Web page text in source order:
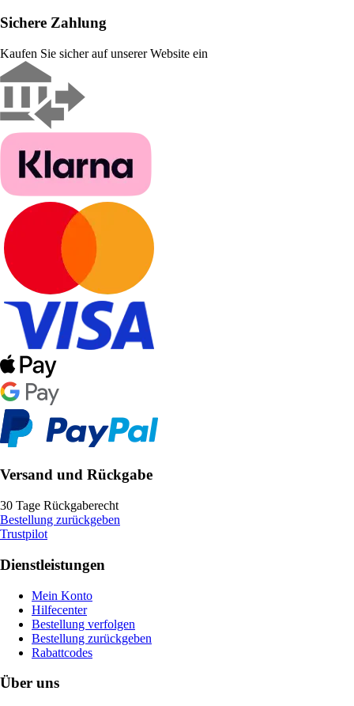
Sichere Zahlung
Kaufen Sie sicher auf unserer Website ein
Versand und Rückgabe
30 Tage Rückgaberecht
Bestellung zurückgeben
Trustpilot
Dienstleistungen
Mein Konto
Hilfecenter
Bestellung verfolgen
Bestellung zurückgeben
Rabattcodes
Über uns